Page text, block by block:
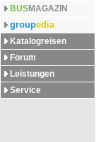
BUSMAGAZIN
groupedia
Katalogreisen
Forum
Leistungen
Service